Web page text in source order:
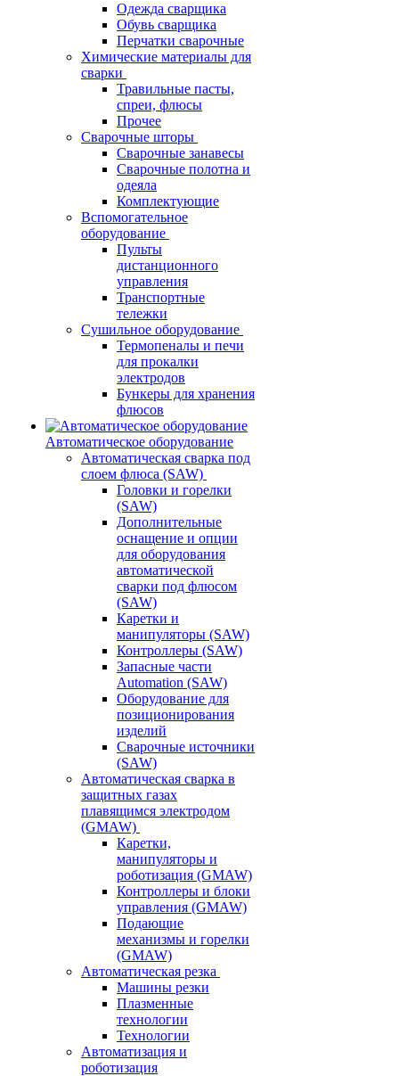
Одежда сварщика
Обувь сварщика
Перчатки сварочные
Химические материалы для
сварки
Травильные пасты,
спреи, флюсы
Прочее
Сварочные шторы
Сварочные занавесы
Сварочные полотна и
одеяла
Комплектующие
Вспомогательное
оборудование
Пульты
дистанционного
управления
Транспортные
тележки
Сушильное оборудование
Термопеналы и печи
для прокалки
электродов
Бункеры для хранения
флюсов
Автоматическое оборудование
Автоматическая сварка под
слоем флюса (SAW)
Головки и горелки
(SAW)
Дополнительные
оснащение и опции
для оборудования
автоматической
сварки под флюсом
(SAW)
Каретки и
манипуляторы (SAW)
Контроллеры (SAW)
Запасные части
Automation (SAW)
Оборудование для
позиционирования
изделий
Сварочные источники
(SAW)
Автоматическая сварка в
защитных газах
плавящимся электродом
(GMAW)
Каретки,
манипуляторы и
роботизация (GMAW)
Контроллеры и блоки
управления (GMAW)
Подающие
механизмы и горелки
(GMAW)
Автоматическая резка
Машины резки
Плазменные
технологии
Технологии
Автоматизация и
роботизация